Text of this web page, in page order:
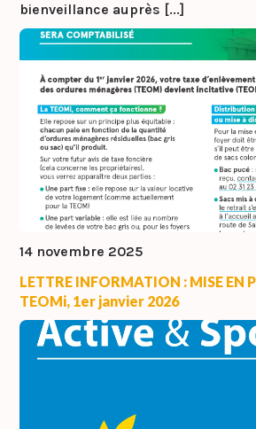
bienveillance auprès [...]
14 novembre 2025
LETTRE INFORMATION : MISE EN
TEOMi, 1er janvier 2026